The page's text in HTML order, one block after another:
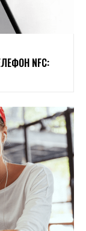
NFC: